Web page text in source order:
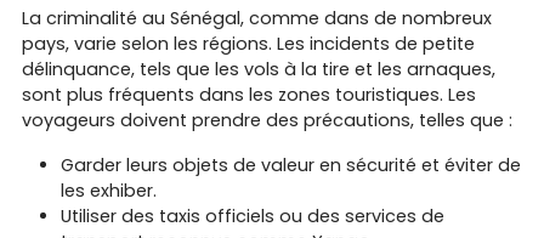
La criminalité au Sénégal, comme dans de nombreux
pays, varie selon les régions. Les incidents de petite
délinquance, tels que les vols à la tire et les arnaques,
sont plus fréquents dans les zones touristiques. Les
voyageurs doivent prendre des précautions, telles que :
Garder leurs objets de valeur en sécurité et éviter de
les exhiber.
Utiliser des taxis officiels ou des services de